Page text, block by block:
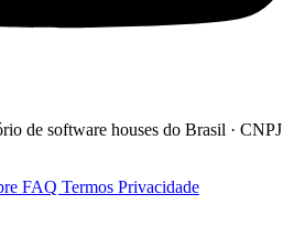
de software houses do Brasil · CNPJ
FAQ Termos Privacidade